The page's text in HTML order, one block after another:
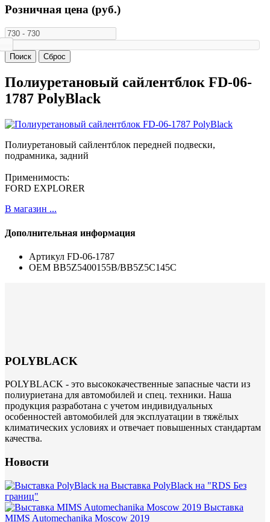
Розничная цена (руб.)
Полиуретановый сайлентблок FD-06-
1787 PolyBlack
Полиуретановый сайлентблок передней подвески,
подрамника, задний
Применимость:
FORD EXPLORER
В магазин ...
Дополнительная информация
Артикул FD-06-1787
ОЕМ BB5Z5400155B/BB5Z5C145C
POLYBLACK
POLYBLACK - это высококачественные запасные части из
полиуриетана для автомобилей и спец. техники. Наша
продукция разработана с учетом индивидуальных
особенностей автомобилей для эксплуатации в тяжёлых
климатических условиях и отвечает повышенных стандартам
качества.
Новости
Выставка PolyBlack на "RDS Без
границ"
Выставка
MIMS Automechanika Moscow 2019